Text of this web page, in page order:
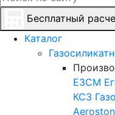
Бесплатный
Каталог
ЕЗСМ
КСЗ